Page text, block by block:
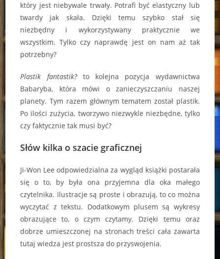
który jest niebywale trwały. Potrafi być elastyczny lub
twardy jak skała. Dzięki temu szybko stał się
niezbędny i wykorzystywany praktycznie we
wszystkim. Tylko czy naprawdę jest on nam aż tak
potrzebny?
Plastik fantastik?to kolejna pozycja wydawnictwa
Babaryba, która mówi o zanieczyszczaniu naszej
planety. Tym razem głównym tematem został plastik.
Po ilości zużycia, tworzywo niezwykle niezbędne, tylko
czy faktycznie tak musi być?
Słów kilka o szacie graficznej
Ji-Won Lee odpowiedzialna za wygląd książki postarała
się o to, by była ona przyjemna dla oka małego
czytelnika. Ilustracje są proste i obrazują, to co można
wyczytać z tekstu. Dodatkowym plusem są wykresy
obrazujące to, o czym czytamy. Dzięki temu oraz
dobrze umieszczonej na stronach treści cała zawarta
tutaj wiedza jest prostsza do przyswojenia.